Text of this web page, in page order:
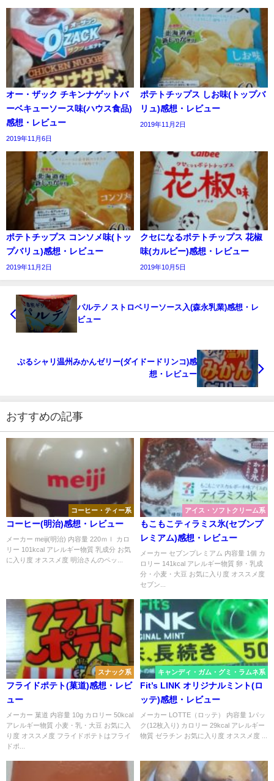
オー・ザック チキンナゲットバ
ーベキューソース味(ハウス食品)
感想・レビュー
2019年11月6日
ポテトチップス しお味(トップバ
リュ)感想・レビュー
2019年11月2日
ポテトチップス コンソメ味(トッ
プバリュ)感想・レビュー
2019年11月2日
クセになるポテトチップス 花椒
味(カルビー)感想・レビュー
2019年10月5日
パルテノ ストロベリーソース入(森永乳業)感想・レ
ビュー
ぷるシャリ温州みかんゼリー(ダイドードリンコ)感
想・レビュー
おすすめの記事
コーヒー・ティー系
コーヒー(明治)感想・レビュー
メーカー meiji(明治) 内容量 220ｍｌ カロ
リー 101kcal アレルギー物質 乳成分 お気
に入り度 オススメ度 明治さんのペッ...
アイス・ソフトクリーム系
もこもこティラミス氷(セブンプ
レミアム)感想・レビュー
メーカー セブンプレミアム 内容量 1個 カ
ロリー 141kcal アレルギー物質 卵・乳成
分・小麦・大豆 お気に入り度 オススメ度
セブン...
スナック系
フライドポテト(菓道)感想・レビ
ュー
メーカー 菓道 内容量 10g カロリー 50kcal
アレルギー物質 小麦・乳・大豆 お気に入
り度 オススメ度 フライドポテトはフライ
ドポ...
キャンディ・ガム・グミ・ラムネ系
Fit’s LINK オリジナルミント(ロ
ッテ)感想・レビュー
メーカー LOTTE（ロッテ） 内容量 1パッ
ク(12枚入り) カロリー 29kcal アレルギー
物質 ゼラチン お気に入り度 オススメ度 ...